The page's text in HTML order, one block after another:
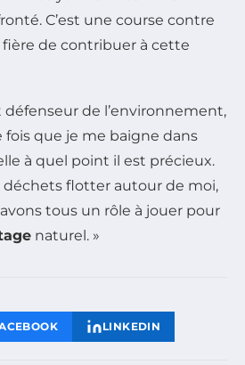
C’est une course contre
fière de contribuer à cette
de l’environnement,
fois que je me baigne dans
à quel point il est précieux.
déchets flotter autour de moi,
tous un rôle à jouer pour
naturel. »
LINKEDIN